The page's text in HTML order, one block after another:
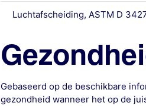
Luchtafscheiding, ASTM D
Gebaseerd op de beschikbare
gezondheid wanneer het op de